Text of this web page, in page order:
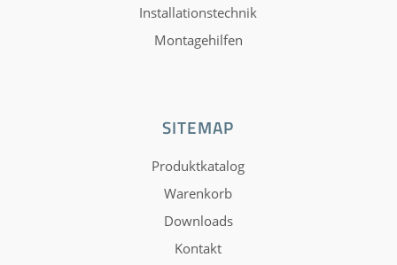
Installationstechnik
Montagehilfen
SITEMAP
Produktkatalog
Warenkorb
Downloads
Kontakt